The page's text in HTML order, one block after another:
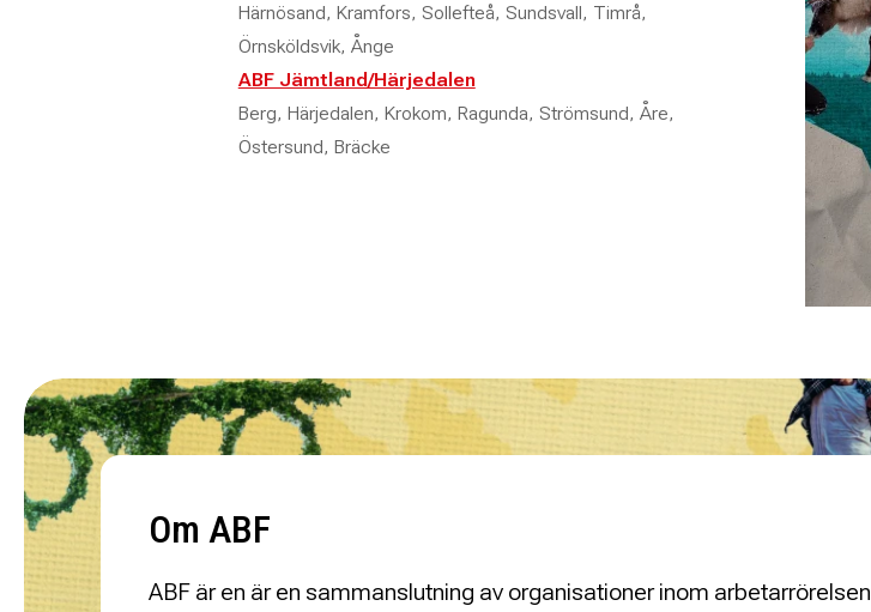
Härnösand, Kramfors, Sollefteå, Sundsvall, Timrå,
Örnsköldsvik, Ånge
ABF Jämtland/Härjedalen
Berg, Härjedalen, Krokom, Ragunda, Strömsund, Åre,
Östersund, Bräcke
Om ABF
ABF är en är en sammanslutning av organisationer inom arbetarrörelsen